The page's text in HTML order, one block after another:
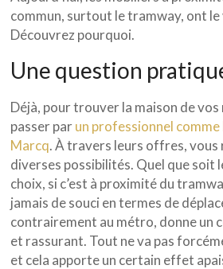
commun, surtout le tramway, ont le
Découvrez pourquoi.
Une question
Déjà, pour trouver la maison de
passer parun professionnel comme
Marcq. À travers leurs offres,
diverses possibilités. Quel que soit
choix, si c’est à proximité du
jamais de souci en termes de
contrairement au métro, donne un
et rassurant. Tout ne va pas
et cela apporte un certain effet